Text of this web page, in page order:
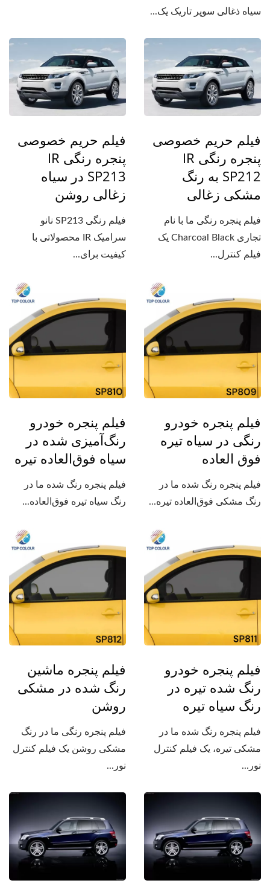
سیاه ذغالی سوپر تاریک یک...
فیلم حریم خصوصی
پنجره رنگی IR
SP212 به رنگ
مشکی زغالی
فیلم پنجره رنگی ما با نام
تجاری Charcoal Black یک
فیلم کنترل...
فیلم حریم خصوصی
پنجره رنگی IR
SP213 در سیاه
زغالی روشن
فیلم رنگی SP213 نانو
سرامیک IR محصولاتی با
کیفیت برای...
فیلم پنجره خودرو
رنگی در سیاه تیره
فوق العاده
فیلم پنجره رنگ شده ما در
رنگ مشکی فوق‌العاده تیره...
فیلم پنجره خودرو
رنگ‌آمیزی شده در
سیاه فوق‌العاده تیره
فیلم پنجره رنگ شده ما در
رنگ سیاه تیره فوق‌العاده...
فیلم پنجره خودرو
رنگ شده تیره در
رنگ سیاه تیره
فیلم پنجره رنگ شده ما در
مشکی تیره، یک فیلم کنترل
نور...
فیلم پنجره ماشین
رنگ شده در مشکی
روشن
فیلم پنجره رنگی ما در رنگ
مشکی روشن یک فیلم کنترل
نور...